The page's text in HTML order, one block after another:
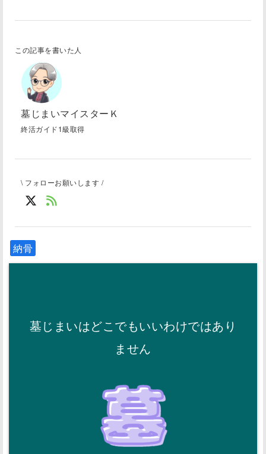
この記事を書いた人
墓じまいマイスターＫ
終活ガイド1級取得
\ フォローお願いします /
納骨
墓じまいはどこでもいいわけではあり
ません